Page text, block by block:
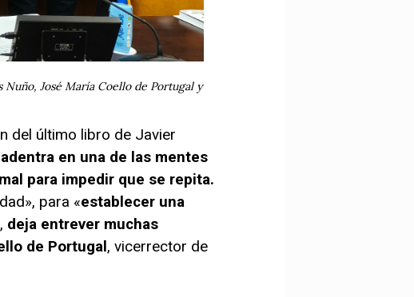
José María Coello de Portugal y
del último libro de Javier
en una de las mentes
para impedir que se repita.
para «establecer una
deja entrever muchas
de Portugal, vicerrector de